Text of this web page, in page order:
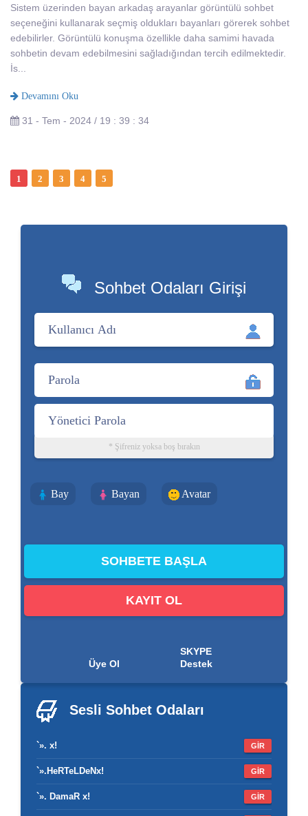
Sistem üzerinden bayan arkadaş arayanlar görüntülü sohbet
seçeneğini kullanarak seçmiş oldukları bayanları görerek sohbet
edebilirler. Görüntülü konuşma özellikle daha samimi havada
sohbetin devam edebilmesini sağladığından tercih edilmektedir.
İs...
Devamını Oku
31 - Tem - 2024 / 19 : 39 : 34
1 2 3 4 5
Sohbet Odaları Girişi
* Şifreniz yoksa boş bırakın
Bay Bayan Avatar
KAYIT OL
Üye Ol
SKYPE
Destek
Sesli Sohbet Odaları
`». x! GİR
`».HeRTeLDeNx! GİR
`». DamaR x! GİR